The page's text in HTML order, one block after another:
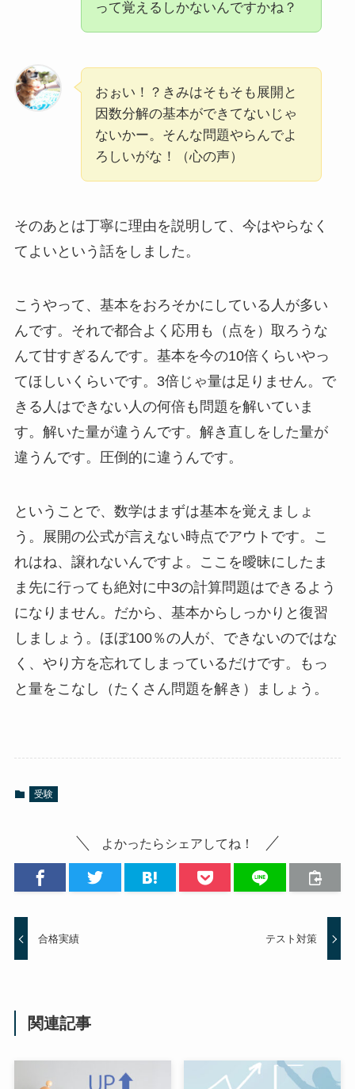
って覚えるしかないんですかね？
おぉい！？きみはそもそも展開と
因数分解の基本ができてないじゃ
ないかー。そんな問題やらんでよ
ろしいがな！（心の声）
そのあとは丁寧に理由を説明して、今はやらなく
てよいという話をしました。
こうやって、基本をおろそかにしている人が多い
んです。それで都合よく応用も（点を）取ろうな
んて甘すぎるんです。基本を今の10倍くらいやっ
てほしいくらいです。3倍じゃ量は足りません。で
きる人はできない人の何倍も問題を解いていま
す。解いた量が違うんです。解き直しをした量が
違うんです。圧倒的に違うんです。
ということで、数学はまずは基本を覚えましょ
う。展開の公式が言えない時点でアウトです。こ
れはね、譲れないんですよ。ここを曖昧にしたま
ま先に行っても絶対に中3の計算問題はできるよう
になりません。だから、基本からしっかりと復習
しましょう。ほぼ100％の人が、できないのではな
く、やり方を忘れてしまっているだけです。もっ
と量をこなし（たくさん問題を解き）ましょう。
受験
よかったらシェアしてね！
合格実績 テスト対策
関連記事